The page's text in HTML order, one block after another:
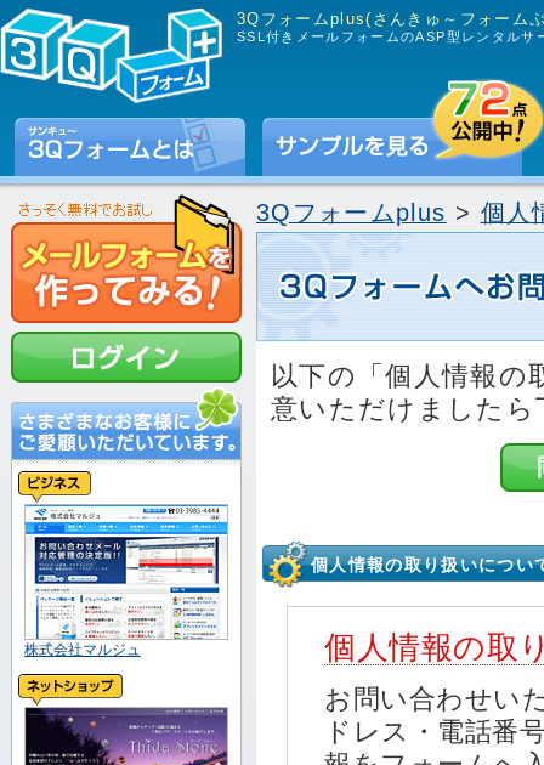
3Qフォームplus(さんきゅ～フォーム
SSL付きメールフォームのASP型レンタルサ
3Qフォームplus > 個人
以下の「個人情報の
意いただけました
個人情報の取り扱いについ
個人情報の取
お問い合わせい
ドレス・電話番
株式会社マルジュ